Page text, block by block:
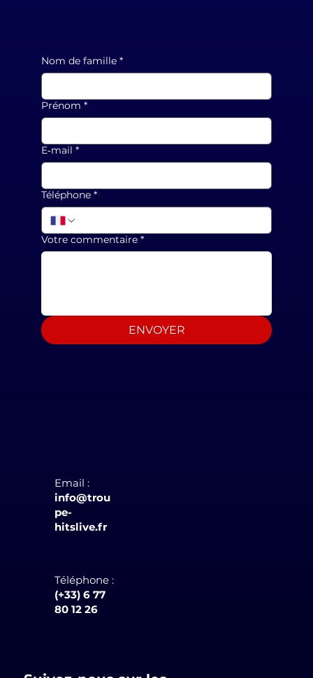
Nom de famille *
Prénom *
E‑mail *
Téléphone *
Votre commentaire *
ENVOYER
Email :
info@trou
pe-
hitslive.fr
Téléphone :
(+33) 6 77
80 12 26